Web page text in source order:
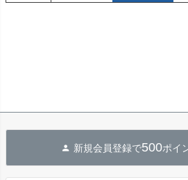
新規会員登録で500ポイ